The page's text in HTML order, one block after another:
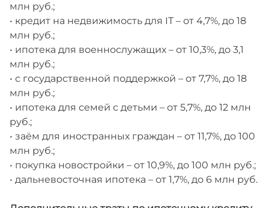
млн руб.;
• кредит на недвижимость для IT – от 4,7%, до 18
млн руб.;
• ипотека для военнослужащих – от 10,3%, до 3,1
млн руб.;
• с государственной поддержкой – от 7,7%, до 18
млн руб.;
• ипотека для семей с детьми – от 5,7%, до 12 млн
руб.;
• заём для иностранных граждан – от 11,7%, до 100
млн руб.;
• покупка новостройки – от 10,9%, до 100 млн руб.;
• дальневосточная ипотека – от 1,7%, до 6 млн руб.